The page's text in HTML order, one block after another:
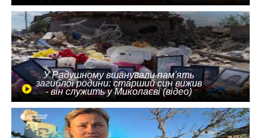
У Радушному вшанували пам'ять
загиблої родини: старший син вижив
- він служить у Миколаєві (відео)